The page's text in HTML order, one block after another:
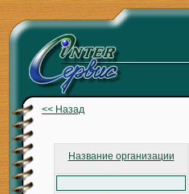
<< Назад
Название организации